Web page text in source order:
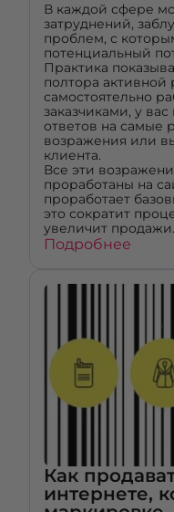
В каждой сфере
затруднений,
проблем, с
потенциальный
Практика
полтора активной
самостоятельно
заказчиками, у
ответов на самые
возражения или
клиента.
Все эти
проработаны на
проработает
это сократит
увеличит продажи.
Подробнее
Как
интернете,